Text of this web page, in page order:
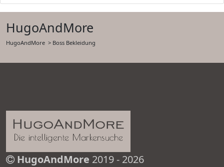
HugoAndMore
HugoAndMore > Boss Bekleidung
HugoAndMore 2019 - 2026